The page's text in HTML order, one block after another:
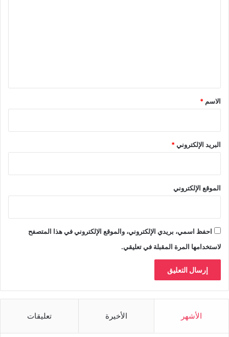
*
الاسم *
البريد الإلكتروني*
الموقع الإلكتروني
احفظ اسمي، بريدي الإلكتروني، والموقع الإلكتروني في هذا المتصفح
لاستخدامها المرة المقبلة في تعليقي.
الأشهر الأخيرة تعليقات